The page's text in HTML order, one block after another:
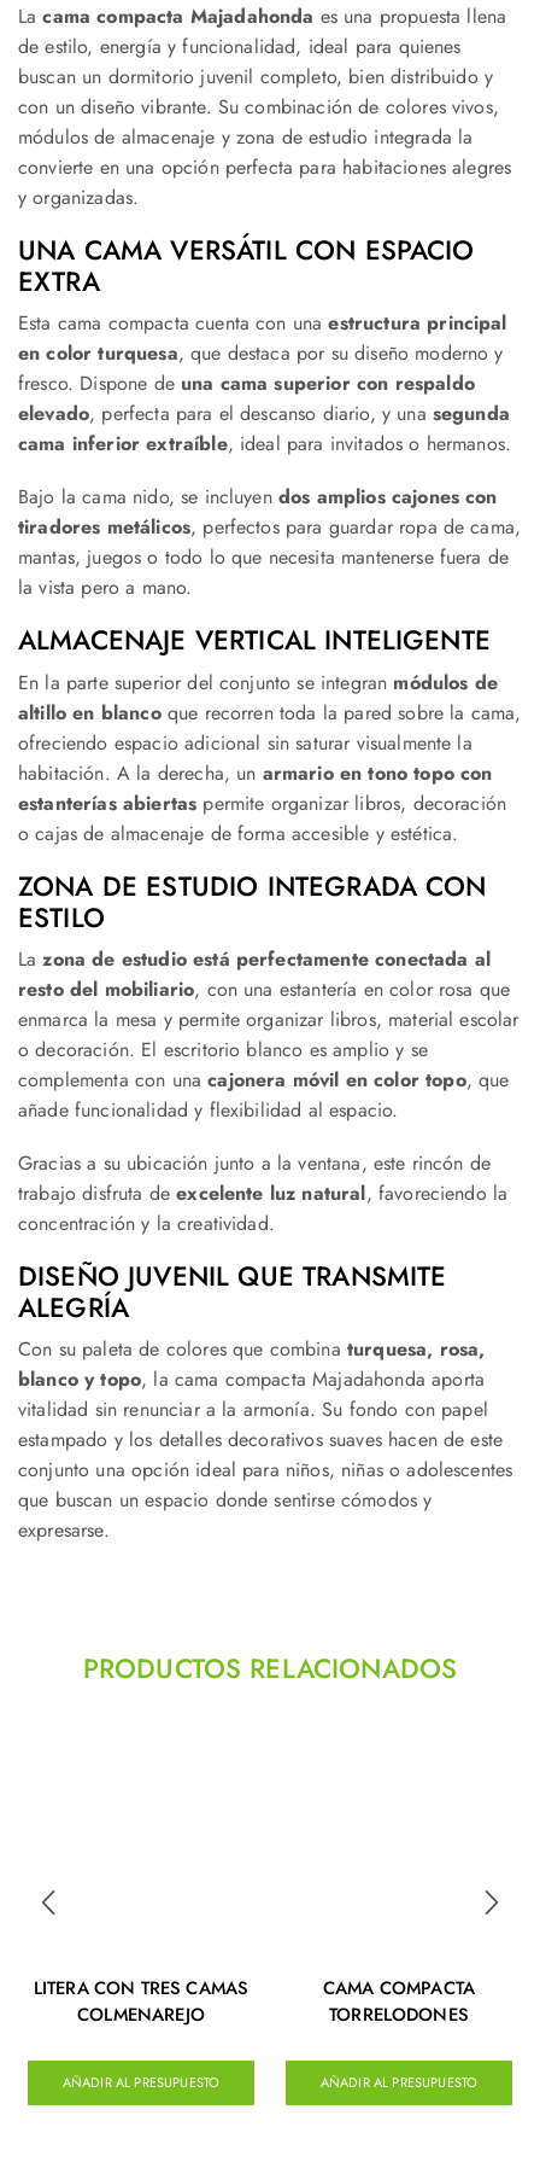
Lacama compacta Majadahonda es una propuesta llena
de estilo, energía y funcionalidad, ideal para quienes
buscan un dormitorio juvenil completo, bien distribuido y
con un diseño vibrante. Su combinación de colores vivos,
módulos de almacenaje y zona de estudio integrada la
convierte en una opción perfecta para habitaciones alegres
y organizadas.
UNA CAMA VERSÁTIL CON ESPACIO
EXTRA
Esta cama compacta cuenta con unaestructura principal
en color turquesa, que destaca por su diseño moderno y
fresco. Dispone de una cama superior con respaldo
elevado, perfecta para el descanso diario, y una segunda
cama inferior extraíble, ideal para invitados o hermanos.
Bajo la cama nido, se incluyen dos amplios cajones con
tiradores metálicos, perfectos para guardar ropa de cama,
mantas, juegos o todo lo que necesita mantenerse fuera de
la vista pero a mano.
ALMACENAJE VERTICAL INTELIGENTE
En la parte superior del conjunto se integran módulos de
altillo en blancoque recorren toda la pared sobre la cama,
ofreciendo espacio adicional sin saturar visualmente la
habitación. A la derecha, un armario en tono topo con
estanterías abiertas permite organizar libros, decoración
o cajas de almacenaje de forma accesible y estética.
ZONA DE ESTUDIO INTEGRADA CON
ESTILO
Lazona de estudio está perfectamente conectada al
resto del mobiliario, con una estantería en color rosa que
enmarca la mesa y permite organizar libros, material escolar
o decoración. El escritorio blanco es amplio y se
complementa con unacajonera móvil en color topo, que
añade funcionalidad y flexibilidad al espacio.
Gracias a su ubicación junto a la ventana, este rincón de
trabajo disfruta deexcelente luz natural, favoreciendo la
concentración y la creatividad.
DISEÑO JUVENIL QUE TRANSMITE
ALEGRÍA
Con su paleta de colores que combina turquesa, rosa,
blanco y topo, la cama compacta Majadahonda aporta
vitalidad sin renunciar a la armonía. Su fondo con papel
estampado y los detalles decorativos suaves hacen de este
conjunto una opción ideal para niños, niñas o adolescentes
que buscan un espacio donde sentirse cómodos y
expresarse.
PRODUCTOS RELACIONADOS
LITERA CON TRES CAMAS
COLMENAREJO
AÑADIR AL PRESUPUESTO
CAMA COMPACTA
TORRELODONES
AÑADIR AL PRESUPUESTO